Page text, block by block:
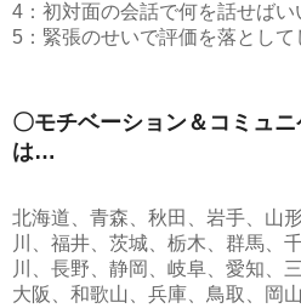
4：初対面の会話で何を話せば
5：緊張のせいで評価を落とし
〇モチベーション＆コミュ
は…
北海道、青森、秋田、岩手、山
川、福井、茨城、栃木、群馬、
川、長野、静岡、岐阜、愛知、
大阪、和歌山、兵庫、鳥取、岡